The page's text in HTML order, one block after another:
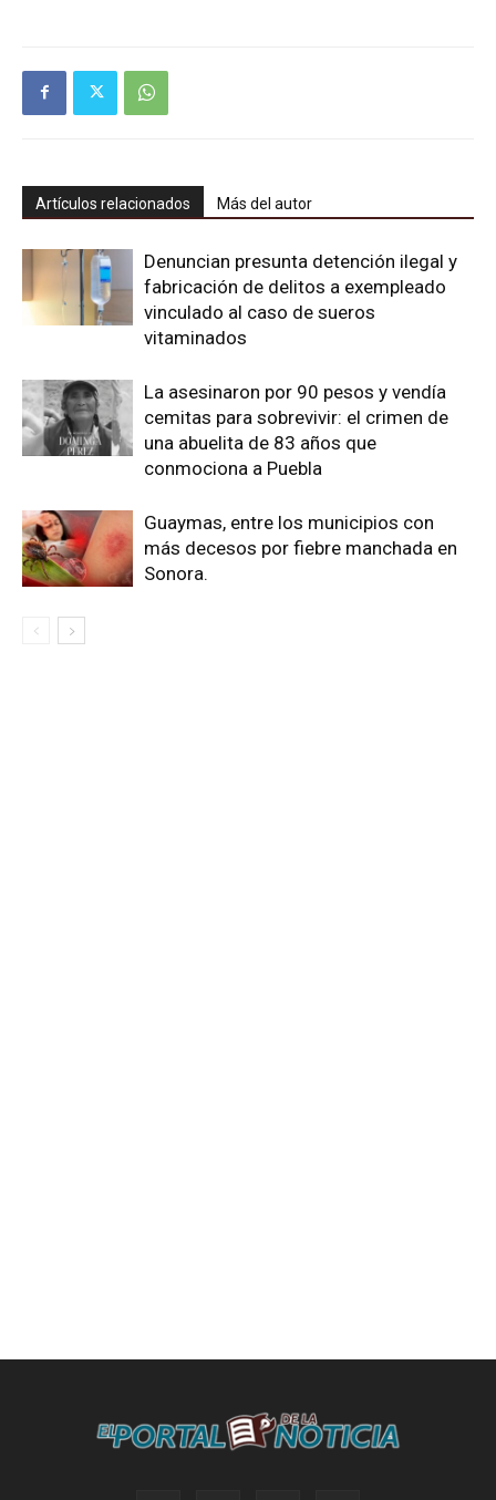
Artículos relacionados Más del autor
Denuncian presunta detención ilegal y
fabricación de delitos a exempleado
vinculado al caso de sueros
vitaminados
La asesinaron por 90 pesos y vendía
cemitas para sobrevivir: el crimen de
una abuelita de 83 años que
conmociona a Puebla
Guaymas, entre los municipios con
más decesos por fiebre manchada en
Sonora.